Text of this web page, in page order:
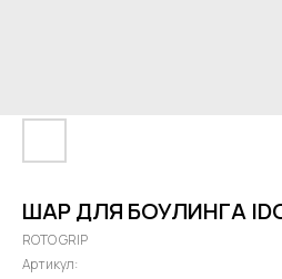
ШАР ДЛЯ БОУЛИНГА
ROTO GRIP
Артикул: